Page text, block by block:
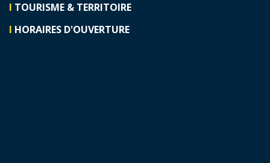
I TOURISME & TERRITOIRE
I HORAIRES D'OUVERTURE